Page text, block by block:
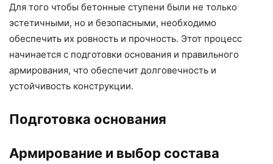
Для того чтобы бетонные ступени были не только
эстетичными, но и безопасными, необходимо
обеспечить их ровность и прочность. Этот процесс
начинается с подготовки основания и правильного
армирования, что обеспечит долговечность и
устойчивость конструкции.
Подготовка основания
Армирование и выбор состава